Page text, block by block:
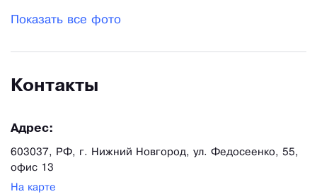
Показать все фото
Контакты
Адрес:
603037, РФ, г. Нижний Новгород, ул. Федосеенко, 55,
офис 13
На карте